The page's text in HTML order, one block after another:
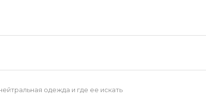
одежда и где ее искать